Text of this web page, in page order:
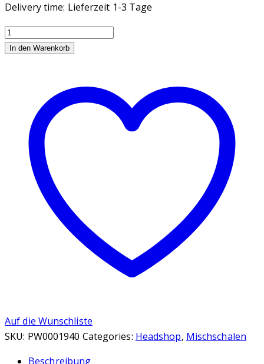
Delivery time: Lieferzeit 1-3 Tage
Raw
Lil
Mischschale
Menge
In den Warenkorb
Auf die Wunschliste
SKU: PW0001940 Categories: Headshop, Mischschalen
Beschreibung